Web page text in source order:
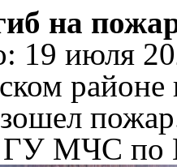
на
19 июля
районе
ГУ МЧС по